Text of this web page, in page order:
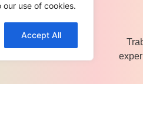
use of cookies.
Accept All